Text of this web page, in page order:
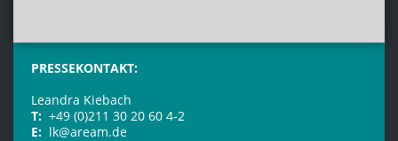
PRESSEKONTAKT:
Leandra Kiebach
T: +49 (0)211 30 20 60 4-2
E: lk@aream.de